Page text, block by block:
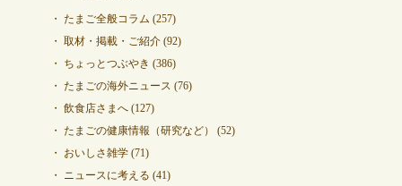
たまご全般コラム (257)
取材・掲載・ご紹介(92)
ちょっとつぶやき (386)
たまごの海外ニュース (76)
飲食店さまへ(127)
たまごの健康情報（研究など）
(52)
おいしさ雑学(71)
ニュースに考える (41)